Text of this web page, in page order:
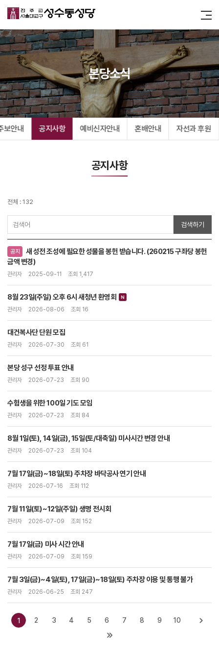
본당소식
보안내 공지사항 예비신자안내 혼배안내 자선과 후원
공지사항
전체 : 132
검색하기
공지
새 성전 조성에 필요한 성물을 봉헌 받습니다. (260215 구좌당 봉헌
금액 변경)
관리자 2025-09-11 조회 1,417
8월 23일(주일) 오후 6시 새청년 환영회
관리자 2026-08-06 조회 16
대건복사단 단원 모집
관리자 2026-07-30 조회 61
본당 성구 선정 투표 안내
관리자 2026-07-23 조회 90
수험생을 위한 100일 기도 모임
관리자 2026-07-23 조회 84
8월 1일(토), 14일(금), 15일(토/대축일) 미사시간 변경 안내
관리자 2026-07-23 조회 104
7월 17일(금)~18일(토) 주차장 바닥공사 연기 안내
관리자 2026-07-16 조회 112
7월 11일(토)~12일(주일) 생명 전시회
관리자 2026-07-09 조회 152
7월 17일(금) 미사 시간 안내
관리자 2026-07-09 조회 159
7월 3일(금)~4일(토), 17일(금)~18일(토) 주차장 이용 및 통행 불가
관리자 2026-06-25 조회 247
1 2 3 4 5 6 7 8 9 10